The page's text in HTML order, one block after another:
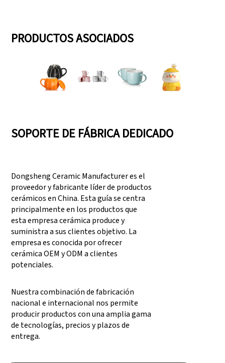
PRODUCTOS ASOCIADOS
SOPORTE DE FÁBRICA DEDICADO
Dongsheng Ceramic Manufacturer es el
proveedor y fabricante líder de productos
cerámicos en China. Esta guía se centra
principalmente en los productos que
esta empresa cerámica produce y
suministra a sus clientes objetivo. La
empresa es conocida por ofrecer
cerámica OEM y ODM a clientes
potenciales.
Nuestra combinación de fabricación
nacional e internacional nos permite
producir productos con una amplia gama
de tecnologías, precios y plazos de
entrega.